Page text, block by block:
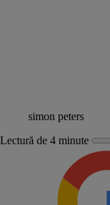
simon peters
Lectură de 4 minute